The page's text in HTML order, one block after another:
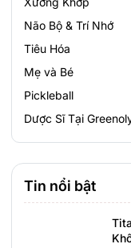
Não Bộ & Trí Nhớ
Tiêu Hóa
Mẹ và Bé
Pickleball
Dược Sĩ Tại
Tin nổi bật